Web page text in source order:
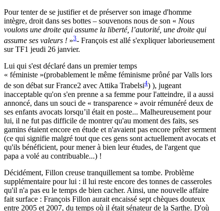
Pour tenter de se justifier et de préserver son image d'homme
intègre, droit dans ses bottes – souvenons nous de son « Nous
voulons une droite qui assume la liberté, l’autorité, une droite qui
assume ses valeurs ! »3- François est allé s'expliquer laborieusement
sur TF1 jeudi 26 janvier.
Lui qui s'est déclaré dans un premier temps
« féministe »(probablement le même féminisme prôné par Valls lors
de son débat sur France2 avec Attika Trabelsi4) ), jugeant
inacceptable qu'on s'en prenne a sa femme pour l'atteindre, il a aussi
annoncé, dans un souci de « transparence » avoir rémunéré deux de
ses enfants avocats lorsqu’il était en poste... Malheureusement pour
lui, il ne fut pas difficile de montrer qu'au moment des faits, ses
gamins étaient encore en étude et n'avaient pas encore prêter serment
(ce qui signifie malgré tout que ces gens sont actuellement avocats et
qu'ils bénéficient, pour mener à bien leur études, de l'argent que
papa a volé au contribuable...) !
Décidément, Fillon creuse tranquillement sa tombe. Problème
supplémentaire pour lui : il lui reste encore des tonnes de casseroles
qu'il n'a pas eu le temps de bien cacher. Ainsi, une nouvelle affaire
fait surface : François Fillon aurait encaissé sept chèques douteux
entre 2005 et 2007, du temps où il était sénateur de la Sarthe. D'où